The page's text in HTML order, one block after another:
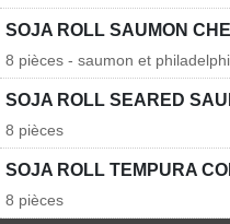
SOJA ROLL SAUMON
8 pièces - saumon et
SOJA ROLL SEARED
8 pièces
SOJA ROLL TEMPURA
8 pièces